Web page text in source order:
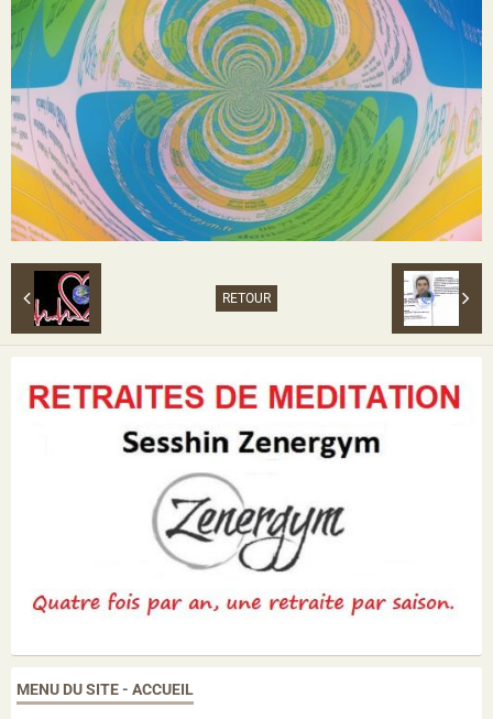
Panier
Pages
RETOUR
MENU DU SITE - ACCUEIL